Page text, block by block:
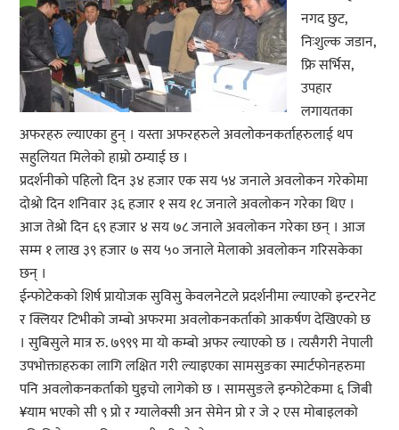
नगद छुट,
निःशुल्क जडान,
फ्रि सर्भिस,
उपहार
लगायतका
अफरहरु ल्याएका हुन् । यस्ता अफरहरुले अवलोकनकर्ताहरुलाई थप
सहुलियत मिलेको हाम्रो ठम्याई छ ।
प्रदर्शनीको पहिलो दिन ३४ हजार एक सय ५४ जनाले अवलोकन गरेकोमा
दोश्रो दिन शनिवार ३६ हजार १ सय १८ जनाले अवलोकन गरेका थिए ।
आज तेश्रो दिन ६९ हजार ४ सय ७८ जनाले अवलोकन गरेका छन् । आज
सम्म १ लाख ३९ हजार ७ सय ५० जनाले मेलाको अवलोकन गरिसकेका
छन् ।
ईन्फोटेकको शिर्ष प्रायोजक सुविसु केवलनेटले प्रदर्शनीमा ल्याएको इन्टरनेट
र क्लियर टिभीको जम्बो अफरमा अवलोकनकर्ताको आकर्षण देखिएको छ
। सुबिसुले मात्र रु. ७९९९ मा यो कम्बो अफर ल्याएको छ । त्यसैगरी नेपाली
उपभोक्ताहरुका लागि लक्षित गरी ल्याइएका सामसुङका स्मार्टफोनहरुमा
पनि अवलोकनकर्ताको घुइचो लागेको छ । सामसुङले इन्फोटेकमा ६ जिबी
¥याम भएको सी ९ प्रो र ग्यालेक्सी अन सेमेन प्रो र जे २ एस मोबाइलको